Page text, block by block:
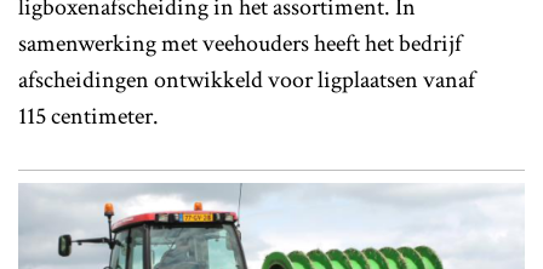
ligboxenafscheiding in het assortiment. In
samenwerking met veehouders heeft het bedrijf
afscheidingen ontwikkeld voor ligplaatsen vanaf
115 centimeter.